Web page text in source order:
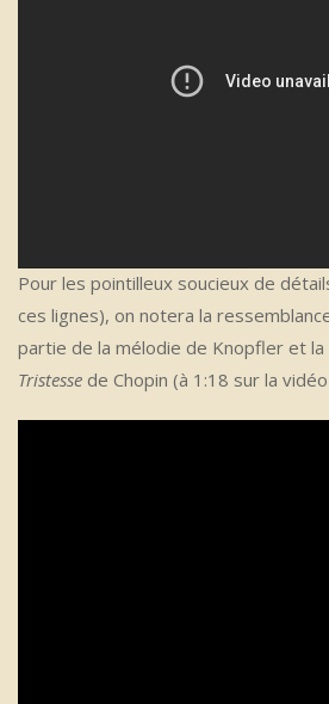
Pour les pointilleux soucieux de
ces lignes), on notera la
partie de la mélodie de Knopfler et la
Tristesse de Chopin (à 1:18 sur la